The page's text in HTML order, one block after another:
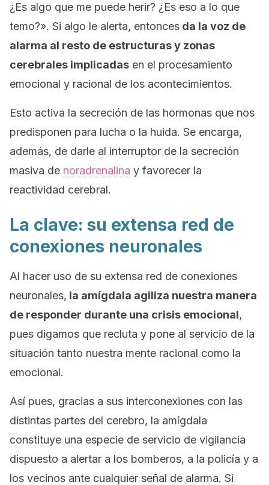
¿Es algo que me puede herir? ¿Es eso a lo que
temo?». Si algo le alerta, entonces da la voz de
alarma al resto de estructuras y zonas
cerebrales implicadas en el procesamiento
emocional y racional de los acontecimientos.
Esto activa la secreción de las hormonas que nos
predisponen para lucha o la huida. Se encarga,
además, de darle al interruptor de la secreción
masiva de noradrenalina y favorecer la
reactividad cerebral.
La clave: su extensa red de
conexiones neuronales
Al hacer uso de su extensa red de conexiones
neuronales, la amígdala agiliza nuestra manera
de responder durante una crisis emocional,
pues digamos que recluta y pone al servicio de la
situación tanto nuestra mente racional como la
emocional.
Así pues, gracias a sus interconexiones con las
distintas partes del cerebro, la amígdala
constituye una especie de servicio de vigilancia
dispuesto a alertar a los bomberos, a la policía y a
los vecinos ante cualquier señal de alarma. Si